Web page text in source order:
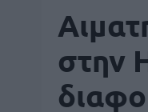
στην